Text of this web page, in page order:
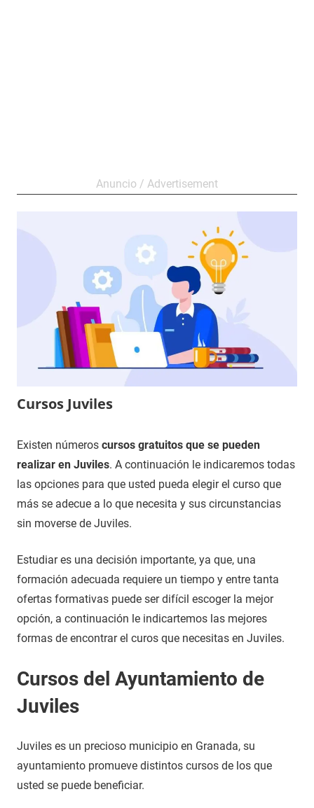
Cursos Juviles
4
de
enero
2021
Maria
Cursos
en
Granada
Existen números cursos gratuitos que se pueden
realizar en Juviles. A continuación le indicaremos todas
las opciones para que usted pueda elegir el curso que
más se adecue a lo que necesita y sus circunstancias
sin moverse de Juviles.
Estudiar es una decisión importante, ya que, una
formación adecuada requiere un tiempo y entre tanta
ofertas formativas puede ser difícil escoger la mejor
opción, a continuación le indicartemos las mejores
formas de encontrar el curos que necesitas en Juviles.
Cursos del Ayuntamiento de
Juviles
Juviles es un precioso municipio en Granada, su
ayuntamiento promueve distintos cursos de los que
usted se puede beneficiar.